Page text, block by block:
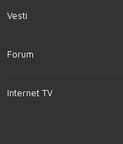
Vesti
Forum
Internet TV